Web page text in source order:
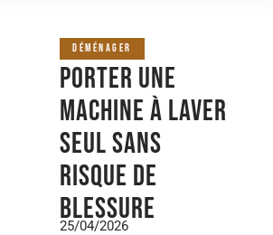
DÉMÉNAGER
Porter une
machine à laver
seul sans
risque de
blessure
25/04/2026